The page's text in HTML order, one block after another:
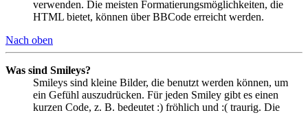
verwenden. Die meisten Formatierungsmöglichkeiten, die
HTML bietet, können über BBCode erreicht werden.
Nach oben
Was sind Smileys?
Smileys sind kleine Bilder, die benutzt werden können, um
ein Gefühl auszudrücken. Für jeden Smiley gibt es einen
kurzen Code, z. B. bedeutet :) fröhlich und :( traurig. Die